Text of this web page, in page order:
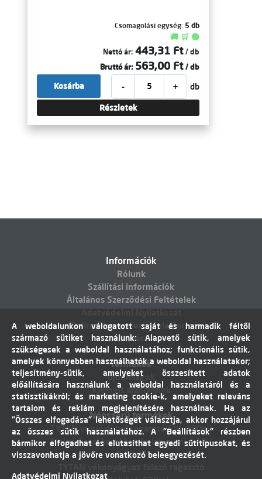
Csomagolási egység: 5 db
🚚 🛒 🟢
Nettó ár: 443,31 Ft / db
Bruttó ár: 563,00 Ft / db
- + db
Kosárba
Részletek
Információk
Rólunk
Szállítási információk
Általános Szerződési Feltételek
Online vitarendezési platform
Elállás
Termékek
Újdonságok
Kiemelt ajánlataink
Népszerű termékek
TYTAN vegyi dübel ragasztó EVI. 300ml
Molnárkocsi kerékhez belső gumi 4,10 /
3,50-4"
A weboldalunkon válogatott saját és harmadik féltől
származó sütiket használunk: Alapvető sütik, amelyek
szükségesek a weboldal használatához; funkcionális sütik,
amelyek könnyebben használhatók a weboldal használatakor;
teljesítmény-sütik, amelyeket összesített adatok
előállítására használunk a weboldal használatáról és a
statisztikákról; és marketing cookie-k, amelyeket releváns
tartalom és reklám megjelenítésére használnak. Ha az
"Összes elfogadása" lehetőséget választja, akkor hozzájárul
az összes sütik használatához. A "Beállítások" részben
bármikor elfogadhat és elutasíthat egyedi sütitípusokat, és
visszavonhatja a jövőre vonatkozó beleegyezését.
Adatvédelmi Nyilatkozat